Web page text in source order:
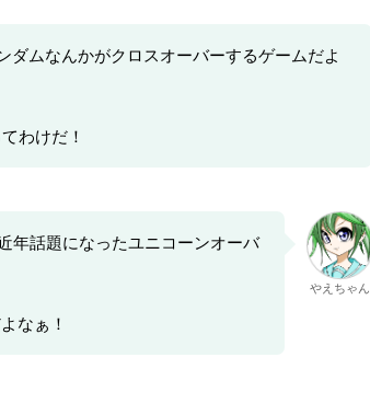
ダムなんかがクロスオーバーするゲームだよ
わけだ！
年話題になったユニコーンオーバ
なぁ！
やえちゃん